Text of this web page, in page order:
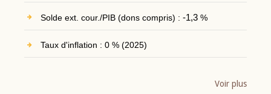
Solde ext. cour./PIB (dons compris) : -1,3%
Taux d'inflation : 0 % (2025)
Voir plus